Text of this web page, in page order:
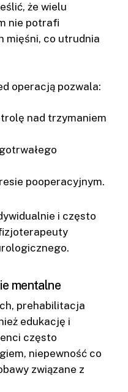
że wielu
nie potrafi
mięśni, co utrudnia
operacją pozwala:
nad trzymaniem
pooperacyjnym.
i często
mentalne
prehabilitacja
edukację i
często
niepewność co
związane z